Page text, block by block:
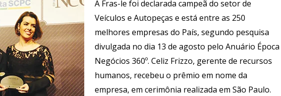
A Fras-le foi declarada campeã do setor de
Veículos e Autopeças e está entre as 250
melhores empresas do País, segundo pesquisa
divulgada no dia 13 de agosto pelo Anuário Época
Negócios 360º. Celiz Frizzo, gerente de recursos
humanos, recebeu o prêmio em nome da
empresa, em cerimônia realizada em São Paulo.